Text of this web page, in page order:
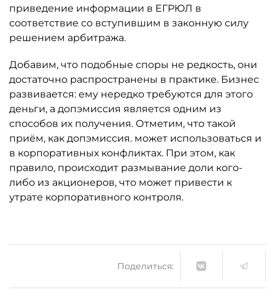
приведение информации в ЕГРЮЛ в
соответствие со вступившим в законную силу
решением арбитража.
Добавим, что подобные споры не редкость, они
достаточно распространены в практике. Бизнес
развивается: ему нередко требуются для этого
деньги, а допэмиссия является одним из
способов их получения. Отметим, что такой
приём, как допэмиссия. может использоваться и
в корпоративных конфликтах. При этом, как
правило, происходит размывание доли кого-
либо из акционеров, что может привести к
утрате корпоративного контроля.
Поделиться: